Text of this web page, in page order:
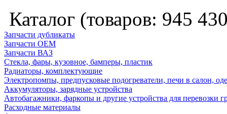
Каталог (товаров: 945
Запчасти дубликаты
Запчасти ОЕМ
Запчасти ВАЗ
Стекла, фары, кузовное, бамперы, пластик
Радиаторы, комплектующие
Электропомпы, предпусковые подогреватели, печи в салон,
Аккумуляторы, зарядные устройства
Автобагажники, фаркопы и другие устройства для перевозки
Расходные материалы